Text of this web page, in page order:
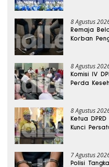
8 Agustus
Remaja
Korban
8 Agustus
Komisi IV
Perda
8 Agustus
Ketua
Kunci
7 Agustus
Polisi